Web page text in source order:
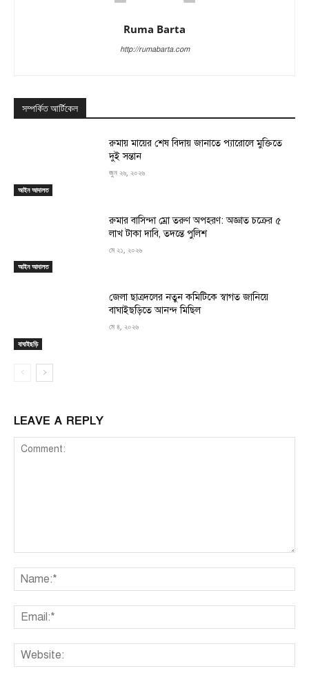
Ruma Barta
http://rumabarta.com
সম্পর্কিত আর্টিকেল
আইন আদালত
রুমায় মায়ের শেষ বিদায় জানাতে প্যারোলে মুক্তিতে
দুই সন্তান
জুন ২৬, ২০২৬
আইন আদালত
রুমার বাসিন্দা ম্রো তরুণ অপহরণ: অজ্ঞাত চক্রের ৫
লাখ টাকা দাবি, তদন্তে পুলিশ
মে ২১, ২০২৬
বাঘাইছড়ি
জেলা ছাত্রদলের নতুন কমিটিকে স্বাগত জানিয়ে
বাঘাইছড়িতে আনন্দ মিছিল
মে ৪, ২০২৬
LEAVE A REPLY